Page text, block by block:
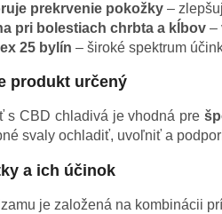
prekrvenie pokožky –
pri bolestiach chrbta a kĺbov –
25 bylín – široké spektrum
produkt určený
s CBD chladivá je vhodná pre
svaly ochladiť, uvoľniť a
a ich účinok
je založená na kombinácii